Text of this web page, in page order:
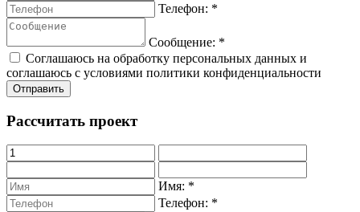
Телефон: *
Сообщение: *
Соглашаюсь на обработку персональных данных и
соглашаюсь с условиями политики конфиденциальности
Рассчитать проект
Имя: *
Телефон: *